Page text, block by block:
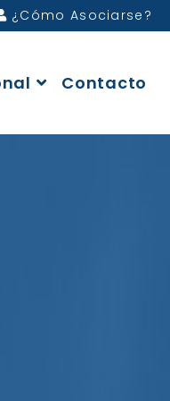
¿Cómo Asociarse?
Contacto